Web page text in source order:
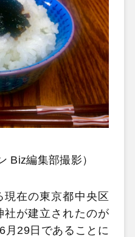
Biz編集部撮影）
在の東京都中央区
社が建立されたのが
月29日であることに